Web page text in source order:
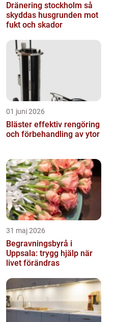
Dränering stockholm så
skyddas husgrunden mot
fukt och skador
01 juni 2026
Bläster effektiv rengöring
och förbehandling av ytor
31 maj 2026
Begravningsbyrå i
Uppsala: trygg hjälp när
livet förändras